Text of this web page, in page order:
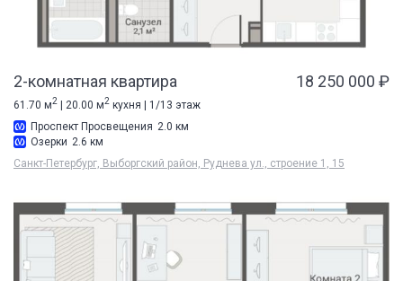
2-комнатная квартира 18 250 000 ₽
61.70 м2 | 20.00 м2 кухня | 1/13 этаж
Проспект Просвещения 2.0 км
Озерки 2.6 км
Санкт-Петербург, Выборгский район, Руднева ул., строение 1, 15